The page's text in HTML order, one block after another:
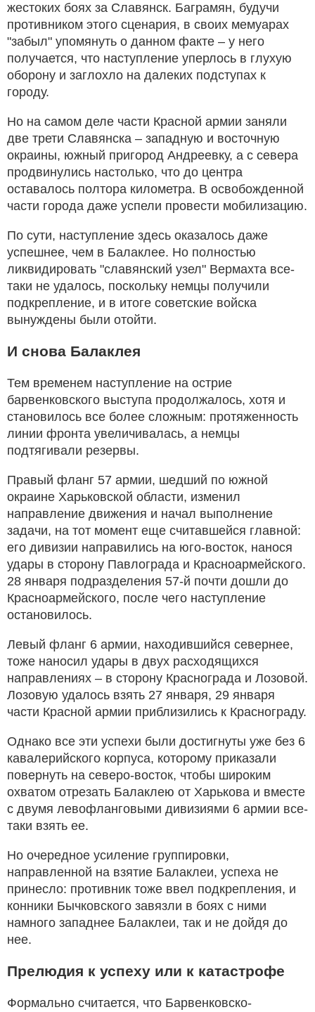
жестоких боях за Славянск. Баграмян, будучи
противником этого сценария, в своих мемуарах
"забыл" упомянуть о данном факте – у него
получается, что наступление уперлось в глухую
оборону и заглохло на далеких подступах к
городу.
Но на самом деле части Красной армии заняли
две трети Славянска – западную и восточную
окраины, южный пригород Андреевку, а с севера
продвинулись настолько, что до центра
оставалось полтора километра. В освобожденной
части города даже успели провести мобилизацию.
По сути, наступление здесь оказалось даже
успешнее, чем в Балаклее. Но полностью
ликвидировать "славянский узел" Вермахта все-
таки не удалось, поскольку немцы получили
подкрепление, и в итоге советские войска
вынуждены были отойти.
И снова Балаклея
Тем временем наступление на острие
барвенковского выступа продолжалось, хотя и
становилось все более сложным: протяженность
линии фронта увеличивалась, а немцы
подтягивали резервы.
Правый фланг 57 армии, шедший по южной
окраине Харьковской области, изменил
направление движения и начал выполнение
задачи, на тот момент еще считавшейся главной:
его дивизии направились на юго-восток, нанося
удары в сторону Павлограда и Красноармейского.
28 января подразделения 57-й почти дошли до
Красноармейского, после чего наступление
остановилось.
Левый фланг 6 армии, находившийся севернее,
тоже наносил удары в двух расходящихся
направлениях – в сторону Краснограда и Лозовой.
Лозовую удалось взять 27 января, 29 января
части Красной армии приблизились к Краснограду.
Однако все эти успехи были достигнуты уже без 6
кавалерийского корпуса, которому приказали
повернуть на северо-восток, чтобы широким
охватом отрезать Балаклею от Харькова и вместе
с двумя левофланговыми дивизиями 6 армии все-
таки взять ее.
Но очередное усиление группировки,
направленной на взятие Балаклеи, успеха не
принесло: противник тоже ввел подкрепления, и
конники Бычковского завязли в боях с ними
намного западнее Балаклеи, так и не дойдя до
нее.
Прелюдия к успеху или к катастрофе
Формально считается, что Барвенковско-